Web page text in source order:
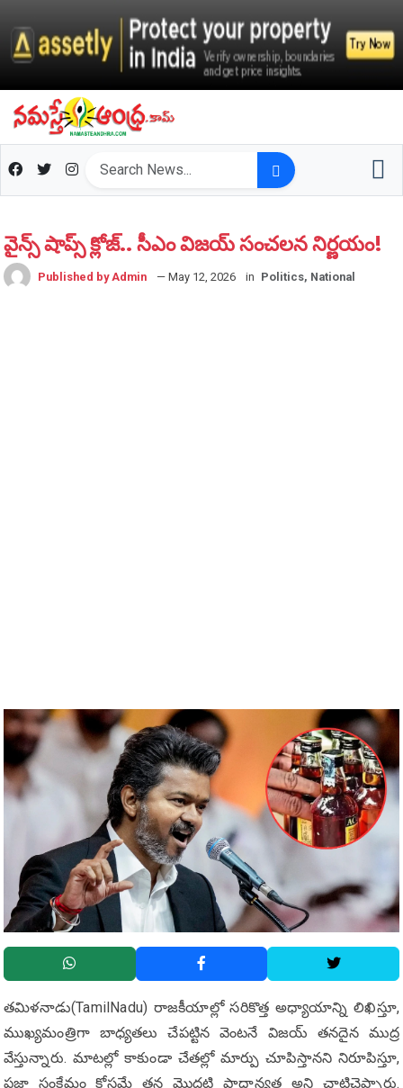
వైన్స్ షాప్స్ క్లోజ్‌.. సీఎం విజ‌య్ సంచ‌ల‌న నిర్ణ‌యం!
Published by Admin — May 12, 2026 in Politics, National
తమిళనాడు(TamilNadu) రాజకీయాల్లో సరికొత్త అధ్యాయాన్ని లిఖిస్తూ,
ముఖ్యమంత్రిగా బాధ్యతలు చేపట్టిన వెంటనే విజయ్ తనదైన ముద్ర
వేస్తున్నారు. మాటల్లో కాకుండా చేతల్లో మార్పు చూపిస్తానని నిరూపిస్తూ,
ప్రజా సంక్షేమం కోసమే తన మొదటి ప్రాధాన్యత అని చాటిచెప్పారు.